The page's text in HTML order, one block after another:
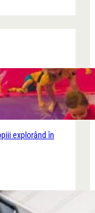
explorând în